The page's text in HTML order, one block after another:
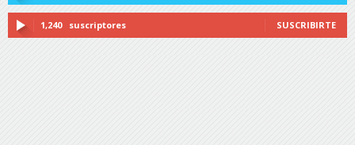
1,240 suscriptores SUSCRIBIRTE